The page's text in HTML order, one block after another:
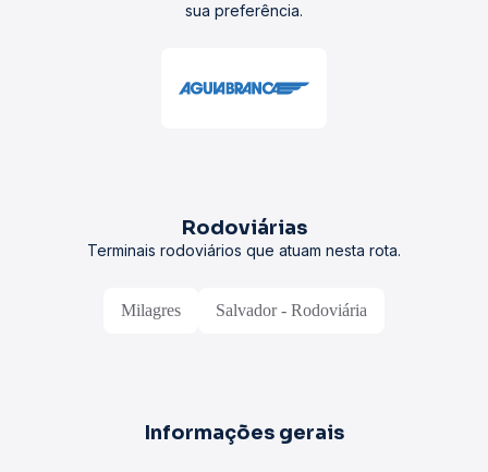
sua preferência.
Rodoviárias
Terminais rodoviários que atuam nesta rota.
Milagres Salvador - Rodoviária
Informações gerais